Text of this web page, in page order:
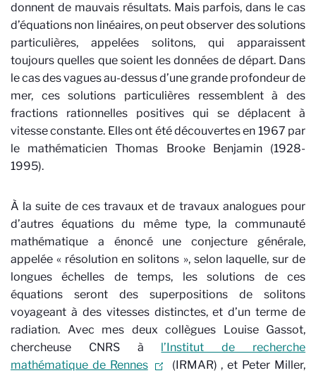
donnent de mauvais résultats. Mais parfois, dans le cas
d’équations non linéaires, on peut observer des solutions
particulières, appelées solitons, qui apparaissent
toujours quelles que soient les données de départ. Dans
le cas des vagues au-dessus d’une grande profondeur de
mer, ces solutions particulières ressemblent à des
fractions rationnelles positives qui se déplacent à
vitesse constante. Elles ont été découvertes en 1967 par
le mathématicien Thomas Brooke Benjamin (1928-
1995).
À la suite de ces travaux et de travaux analogues pour
d’autres équations du même type, la communauté
mathématique a énoncé une conjecture générale,
appelée « résolution en solitons », selon laquelle, sur de
longues échelles de temps, les solutions de ces
équations seront des superpositions de solitons
voyageant à des vitesses distinctes, et d’un terme de
radiation. Avec mes deux collègues Louise Gassot,
chercheuse CNRS à l’Institut de recherche
mathématique de Rennes
(IRMAR) , et Peter Miller,